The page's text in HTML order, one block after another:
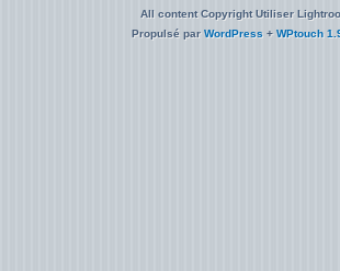
All content Copyright Utiliser
Propulsé parWordPress + WPtouch